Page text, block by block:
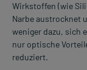
Wirkstoffen (wie
Narbe austrocknet
weniger dazu, sich
nur optische
reduziert.